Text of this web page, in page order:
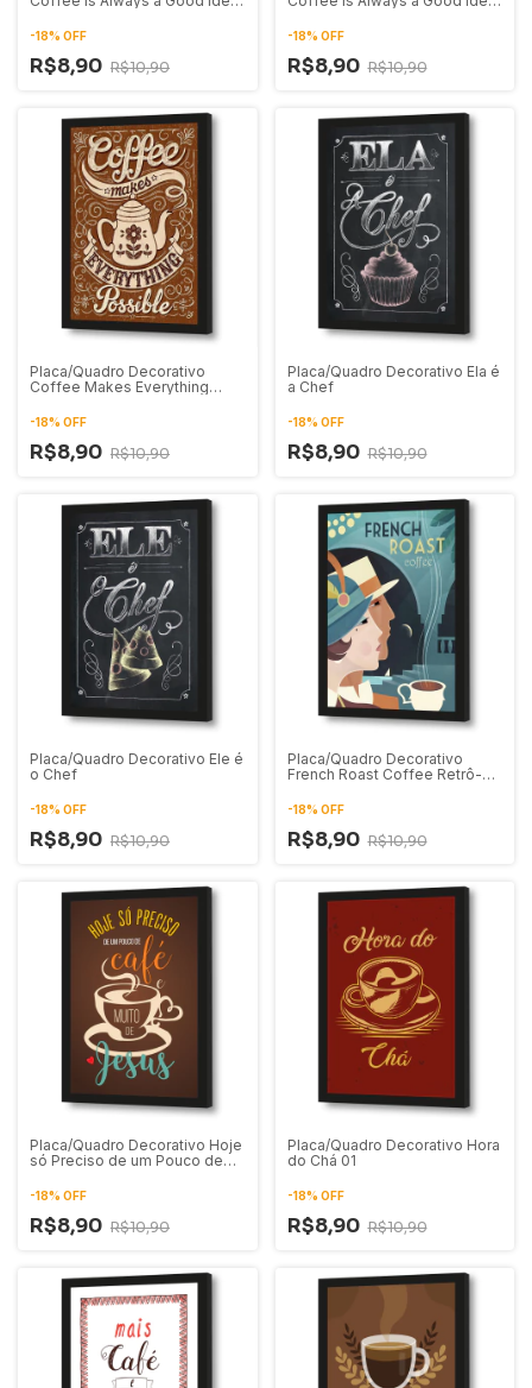
-18% OFF
R$8,90 R$10,90
-18% OFF
R$8,90 R$10,90
Placa/Quadro Decorativo
Coffee Makes Everything
-18% OFF
R$8,90 R$10,90
Placa/Quadro Decorativo Ela é
a Chef
-18% OFF
R$8,90 R$10,90
Placa/Quadro Decorativo Ele é
o Chef
-18% OFF
R$8,90 R$10,90
Placa/Quadro Decorativo
French Roast Coffee Retrô-
-18% OFF
R$8,90 R$10,90
Placa/Quadro Decorativo Hoje
só Preciso de um Pouco de
-18% OFF
R$8,90 R$10,90
Placa/Quadro Decorativo Hora
do Chá 01
-18% OFF
R$8,90 R$10,90